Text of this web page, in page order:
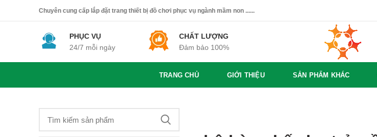
Chuyên cung cấp lắp đặt trang thiết bị đồ chơi phục vụ ngành mầm non ......
PHỤC VỤ
24/7 mỗi ngày
CHẤT LƯỢNG
Đảm bảo 100%
TRANG CHỦ GIỚI THIỆU SẢN PHẨM KHÁC